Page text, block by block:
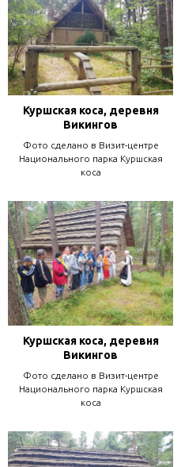
Куршская коса, деревня
Викингов
Фото сделано в Визит-центре
Национального парка Куршская
коса
Куршская коса, деревня
Викингов
Фото сделано в Визит-центре
Национального парка Куршская
коса